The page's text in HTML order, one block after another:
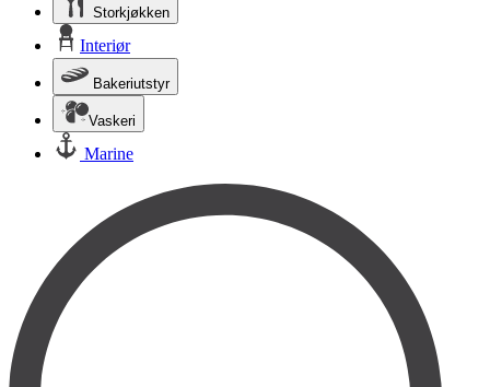
Storkjøkken
Interiør
Bakeriutstyr
Vaskeri
Marine